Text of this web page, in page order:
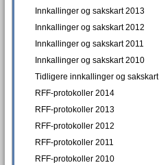
Innkallinger og sakskart 2013
Innkallinger og sakskart 2012
Innkallinger og sakskart 2011
Innkallinger og sakskart 2010
Tidligere innkallinger og sakskart
RFF-protokoller 2014
RFF-protokoller 2013
RFF-protokoller 2012
RFF-protokoller 2011
RFF-protokoller 2010